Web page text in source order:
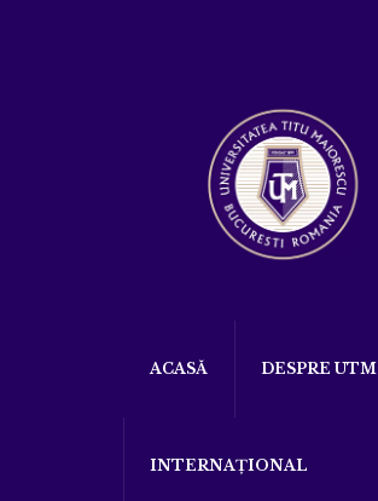
ACASĂ DESPRE UTM
INTERNAȚIONAL